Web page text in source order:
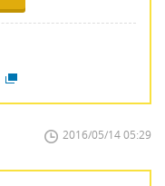
2016/05/14 05:29